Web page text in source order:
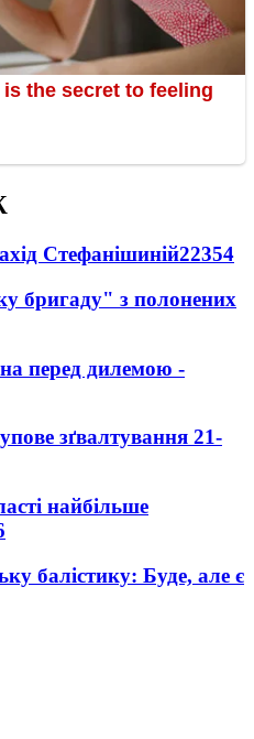
Стефанішиній22354
бригаду" з полонених
перед дилемою -
зґвалтування 21-
найбільше
балістику: Буде, але є